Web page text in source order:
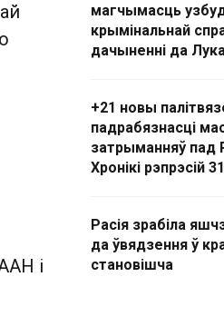
і
магчымасць
крымінальнай
дачыненні да
+21 новы
падрабязнасці
затрыманняў пад
Хронікі рэпрэсій
Расія зрабіла
да ўвядзення ў
становішча